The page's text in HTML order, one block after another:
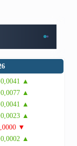
▲
▲
▲
▲
▼
▲